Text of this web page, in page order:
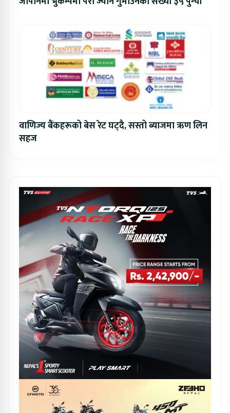
वाणिज्य बैंकहरूको बेस रेट घट्दै, सस्तो ब्याजमा ऋण लिन
सहज